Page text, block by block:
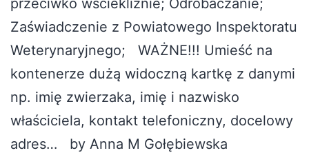
Zaświadczenie z Powiatowego Inspektoratu
Weterynaryjnego; WAŻNE!!! Umieść na
kontenerze dużą widoczną kartkę z danymi
np. imię zwierzaka, imię i nazwisko
właściciela, kontakt telefoniczny, docelowy
adres… by Anna M Gołębiewska